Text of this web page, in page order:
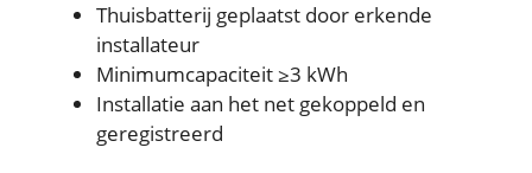
Thuisbatterij geplaatst door erkende
installateur
Minimumcapaciteit ≥3 kWh
Installatie aan het net gekoppeld en
geregistreerd